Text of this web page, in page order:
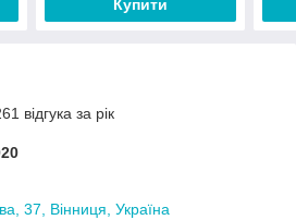
Купити
відгука за рік
37, Вінниця, Україна